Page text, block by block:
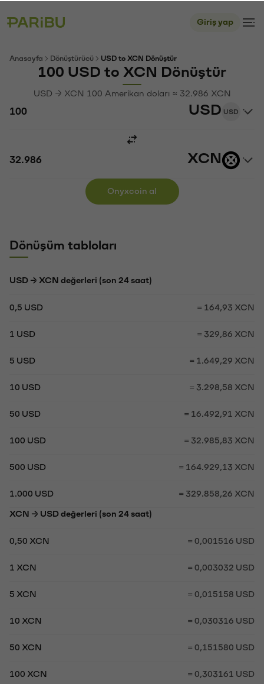
Giriş yap
Anasayfa Dönüştürücü USD to XCN Dönüştür
100 USD to XCN Dönüştür
USD → XCN 100 Amerikan doları ≈ 32.986 XCN
USD USD
XCN
Onyxcoin al
Dönüşüm tabloları
USD → XCN değerleri (son 24 saat)
0,5 USD = 164,93 XCN
1 USD = 329,86 XCN
5 USD = 1.649,29 XCN
10 USD = 3.298,58 XCN
50 USD = 16.492,91 XCN
100 USD = 32.985,83 XCN
500 USD = 164.929,13 XCN
1.000 USD = 329.858,26 XCN
XCN → USD değerleri (son 24 saat)
0,50 XCN = 0,001516 USD
1 XCN = 0,003032 USD
5 XCN = 0,015158 USD
10 XCN = 0,030316 USD
50 XCN = 0,151580 USD
100 XCN = 0,303161 USD